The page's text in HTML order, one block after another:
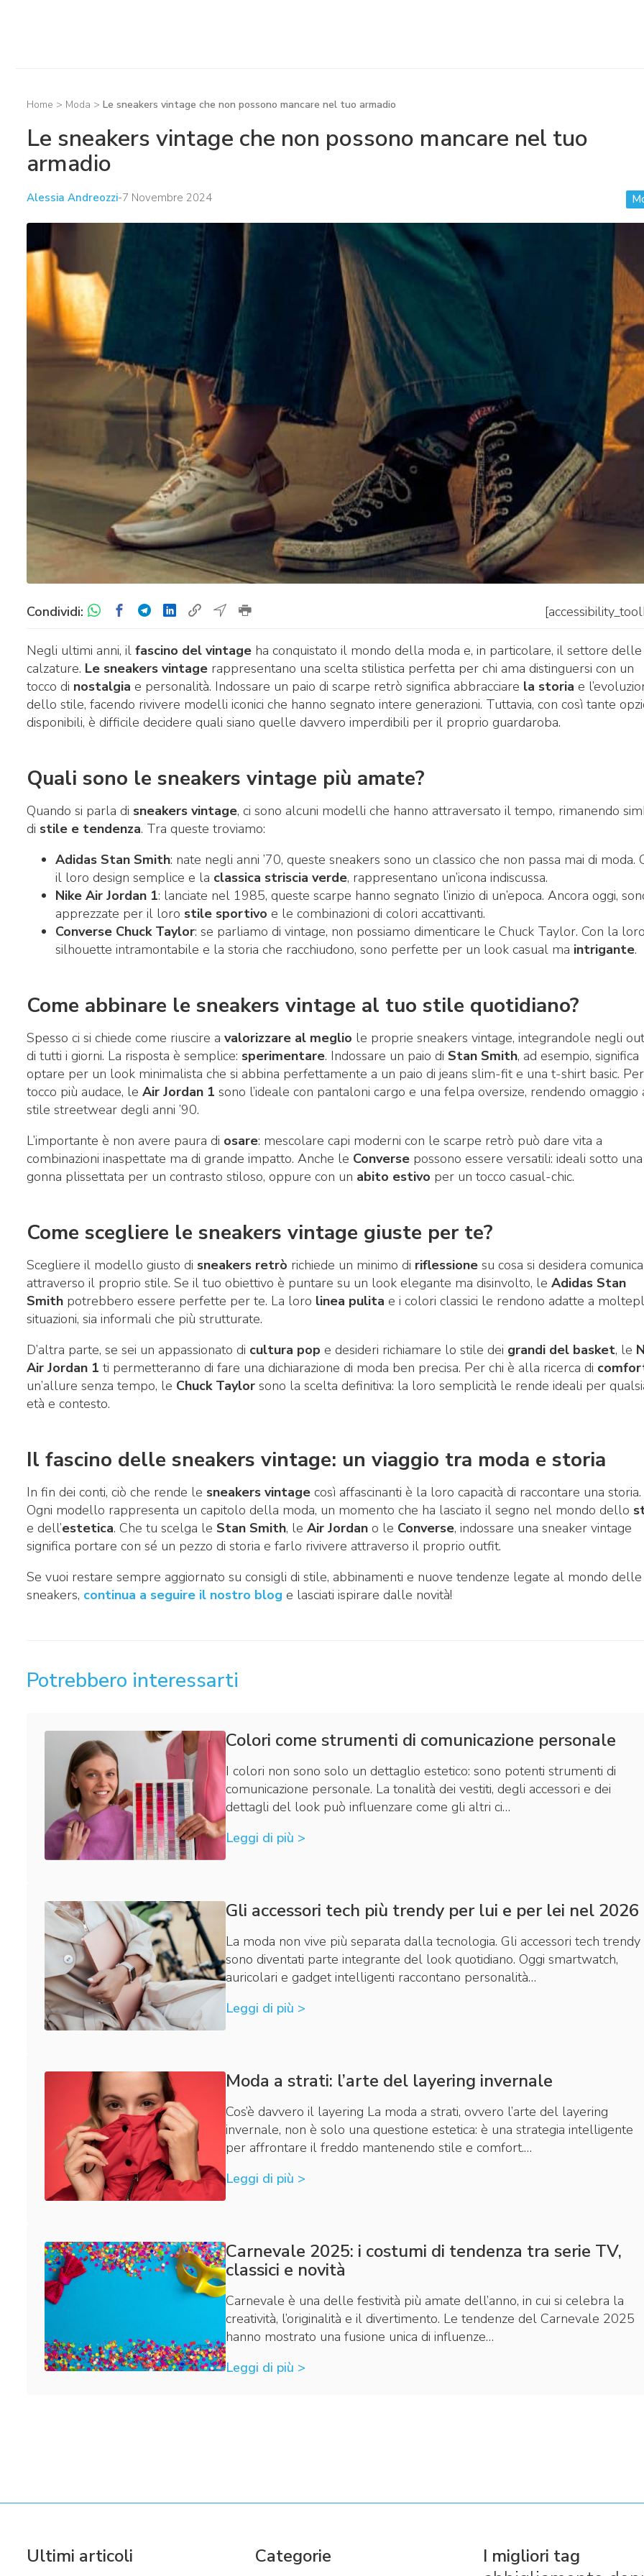
Home > Moda > Le sneakers vintage che non possono mancare nel tuo armadio
Le sneakers vintage che non possono mancare nel tuo
armadio
Alessia Andreozzi-7 Novembre 2024
Condividi:
Negli ultimi anni, il fascino del vintage ha conquistato il mondo della moda e, in particolare, il settore delle
calzature. Le sneakers vintage rappresentano una scelta stilistica perfetta per chi ama distinguersi con un
tocco di nostalgia e personalità. Indossare un paio di scarpe retrò significa abbracciare la storia e
dello stile, facendo rivivere modelli iconici che hanno segnato intere generazioni. Tuttavia, con così tante
disponibili, è difficile decidere quali siano quelle davvero imperdibili per il proprio guardaroba.
Quali sono le sneakers vintage più amate?
Quando si parla di sneakers vintage, ci sono alcuni modelli che hanno attraversato il tempo, rimanendo
di stile e tendenza. Tra queste troviamo:
Adidas Stan Smith: nate negli anni ’70, queste sneakers sono un classico che non passa mai di moda.
il loro design semplice e la classica striscia verde, rappresentano un’icona indiscussa.
Nike Air Jordan 1: lanciate nel 1985, queste scarpe hanno segnato l’inizio di un’epoca. Ancora oggi,
apprezzate per il loro stile sportivo e le combinazioni di colori accattivanti.
Converse Chuck Taylor: se parliamo di vintage, non possiamo dimenticare le Chuck Taylor. Con la loro
silhouette intramontabile e la storia che racchiudono, sono perfette per un look casual ma intrigante.
Come abbinare le sneakers vintage al tuo stile quotidiano?
Spesso ci si chiede come riuscire a valorizzare al meglio le proprie sneakers vintage, integrandole negli
di tutti i giorni. La risposta è semplice: sperimentare. Indossare un paio di Stan Smith, ad esempio, significa
optare per un look minimalista che si abbina perfettamente a un paio di jeans slim-fit e una t-shirt basic.
tocco più audace, le Air Jordan 1 sono l’ideale con pantaloni cargo e una felpa oversize, rendendo omaggio
stile streetwear degli anni ’90.
L’importante è non avere paura di osare: mescolare capi moderni con le scarpe retrò può dare vita a
combinazioni inaspettate ma di grande impatto. Anche le Converse possono essere versatili: ideali sotto una
gonna plissettata per un contrasto stiloso, oppure con un abito estivo per un tocco casual-chic.
Come scegliere le sneakers vintage giuste per te?
Scegliere il modello giusto di sneakers retrò richiede un minimo di riflessione su cosa si desidera
attraverso il proprio stile. Se il tuo obiettivo è puntare su un look elegante ma disinvolto, le Adidas Stan
Smith potrebbero essere perfette per te. La loro linea pulita e i colori classici le rendono adatte a
situazioni, sia informali che più strutturate.
D’altra parte, se sei un appassionato di cultura pop e desideri richiamare lo stile dei grandi del basket, le
Air Jordan 1 ti permetteranno di fare una dichiarazione di moda ben precisa. Per chi è alla ricerca di
un’allure senza tempo, le Chuck Taylor sono la scelta definitiva: la loro semplicità le rende ideali per
età e contesto.
Il fascino delle sneakers vintage: un viaggio tra moda e storia
In fin dei conti, ciò che rende le sneakers vintage così affascinanti è la loro capacità di raccontare una storia.
Ogni modello rappresenta un capitolo della moda, un momento che ha lasciato il segno nel mondo dello
e dell’estetica. Che tu scelga le Stan Smith, le Air Jordan o le Converse, indossare una sneaker vintage
significa portare con sé un pezzo di storia e farlo rivivere attraverso il proprio outfit.
Se vuoi restare sempre aggiornato su consigli di stile, abbinamenti e nuove tendenze legate al mondo delle
sneakers, continua a seguire il nostro blog e lasciati ispirare dalle novità!
Potrebbero interessarti
Colori come strumenti di comunicazione personale
I colori non sono solo un dettaglio estetico: sono potenti strumenti di
comunicazione personale. La tonalità dei vestiti, degli accessori e dei
dettagli del look può influenzare come gli altri ci…
Leggi di più >
Gli accessori tech più trendy per lui e per lei nel 2026
La moda non vive più separata dalla tecnologia. Gli accessori tech trendy
sono diventati parte integrante del look quotidiano. Oggi smartwatch,
auricolari e gadget intelligenti raccontano personalità…
Leggi di più >
Moda a strati: l’arte del layering invernale
Cos’è davvero il layering La moda a strati, ovvero l’arte del layering
invernale, non è solo una questione estetica: è una strategia intelligente
per affrontare il freddo mantenendo stile e comfort.…
Leggi di più >
Carnevale 2025: i costumi di tendenza tra serie TV,
classici e novità
Carnevale è una delle festività più amate dell’anno, in cui si celebra la
creatività, l’originalità e il divertimento. Le tendenze del Carnevale 2025
hanno mostrato una fusione unica di influenze…
Leggi di più >
Ultimi articoli Categorie I migliori tag